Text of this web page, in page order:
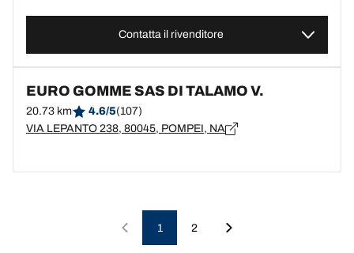
Contatta il rivenditore
EURO GOMME SAS DI TALAMO V.
20.73 km 4.6/5(107)
VIA LEPANTO 238, 80045, POMPEI, NA
1 2